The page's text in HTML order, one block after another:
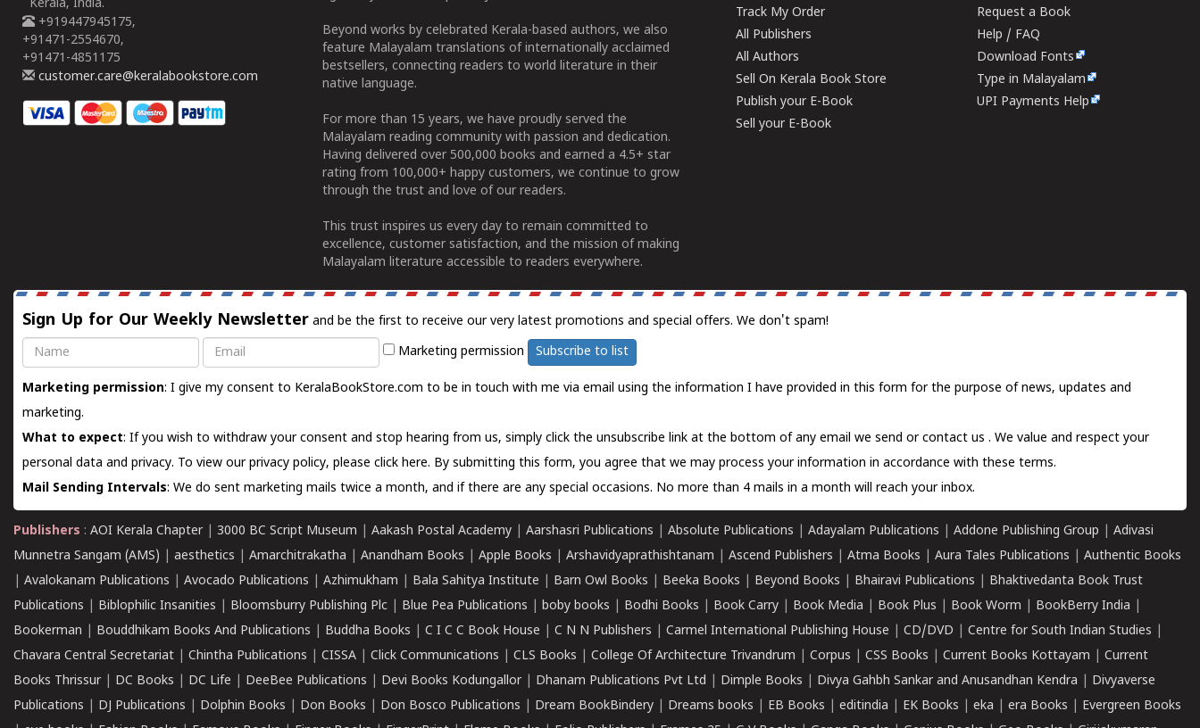
Kerala, India.
+919447945175,
+91471-2554670,
+91471-4851175
customer.care@keralabookstore.com
Beyond works by celebrated Kerala-based authors, we also
feature Malayalam translations of internationally acclaimed
bestsellers, connecting readers to world literature in their
native language.
For more than 15 years, we have proudly served the
Malayalam reading community with passion and dedication.
Having delivered over 500,000 books and earned a 4.5+ star
rating from 100,000+ happy customers, we continue to grow
through the trust and love of our readers.
This trust inspires us every day to remain committed to
excellence, customer satisfaction, and the mission of making
Malayalam literature accessible to readers everywhere.
Track My Order
All Publishers
All Authors
Sell On Kerala Book Store
Publish your E-Book
Sell your E-Book
Request a Book
Help / FAQ
Download Fonts
Type in Malayalam
UPI Payments Help
Sign Up for Our Weekly Newsletter and be the first to receive our very latest promotions and special offers. We don't spam!
Name
Email Marketing permission Subscribe to list
Marketing permission: I give my consent to KeralaBookStore.com to be in touch with me via email using the information I have provided in this form for the purpose of news, updates and
marketing.
What to expect: If you wish to withdraw your consent and stop hearing from us, simply click the unsubscribe link at the bottom of any email we send orcontact us . We value and respect your
personal data and privacy. To view our privacy policy, please click here. By submitting this form, you agree that we may process your information in accordance with these terms.
Mail Sending Intervals: We do sent marketing mails twice a month, and if there are any special occasions. No more than 4 mails in a month will reach your inbox.
Publishers : AOI Kerala Chapter| 3000 BC Script Museum Aakash Postal Academy Aarshasri Publications Absolute Publications Adayalam Publications Addone Publishing Group
Adivasi
Munnetra Sangam (AMS)
aesthetics Amarchitrakatha Anandham Books Apple Books Arshavidyaprathishtanam Ascend Publishers Atma Books Aura Tales Publications
Authentic Books
Avalokanam Publications Avocado Publications Azhimukham Bala Sahitya Institute Barn Owl Books Beeka Books Beyond Books Bhairavi Publications
Bhaktivedanta Book Trust
Publications
Biblophilic Insanities Bloomsburry Publishing Plc Blue Pea Publications boby books Bodhi Books Book Carry Book Media Book Plus Book Worm BookBerry India
Bookerman
Bouddhikam Books And Publications Buddha Books C I C C Book House C N N Publishers Carmel International Publishing House CD/DVD Centre for South Indian Studies
Chavara Central Secretariat
Chintha Publications CISSA Click Communications CLS Books College Of Architecture Trivandrum Corpus CSS Books Current Books Kottayam
Current
Books Thrissur| DC Books DC Life DeeBee Publications Devi Books Kodungallor| Dhanam Publications Pvt Ltd Dimple Books Divya Gahbh Sankar and Anusandhan Kendra
Divyaverse
Publications
DJ Publications Dolphin Books Don Books Don Bosco Publications Dream BookBindery Dreams books EB Books editindia EK Books eka era Books
Evergreen Books